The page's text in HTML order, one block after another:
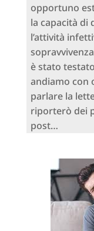
opportuno
la capacità di
l’attività
è stato
andiamo con
parlare la
riporterò dei
post…